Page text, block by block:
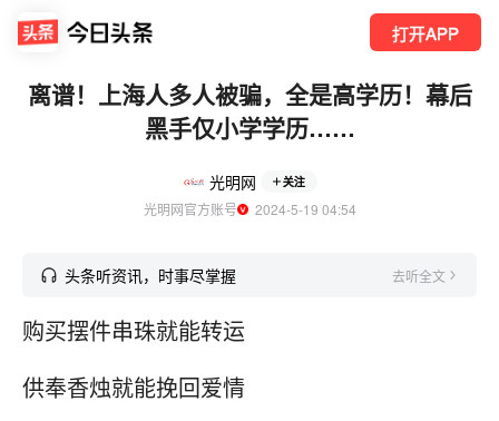
打开APP
离谱！上海人多人被骗，全是高学历！幕后
黑手仅小学学历……
光明网 关注
光明网官方账号
  2024-5-19 04:54
头条听资讯，时事尽掌握 去听全文
购买摆件串珠就能转运
供奉香烛就能挽回爱情